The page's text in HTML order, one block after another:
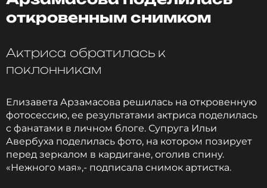
публикацией актриса. Кроме того, Арзамасова
оставила под постом цитату из фильма
приделаю тебе большие крылья, и мы
улетим с тобой в дальние страны. А люди
посмотрят и скажут: вот, собаки летят, -
скоро осень
откровенным снимком
Актриса обратилась к
поклонникам
Елизавета Арзамасова решилась на откровенную
фотосессию, ее результатами актриса поделилась
с фанатами в личном блоге. Супруга Ильи
Авербуха поделилась фото, на котором позирует
перед зеркалом в кардигане, оголив спину.
«Нежного мая»,- подписала снимок артистка.